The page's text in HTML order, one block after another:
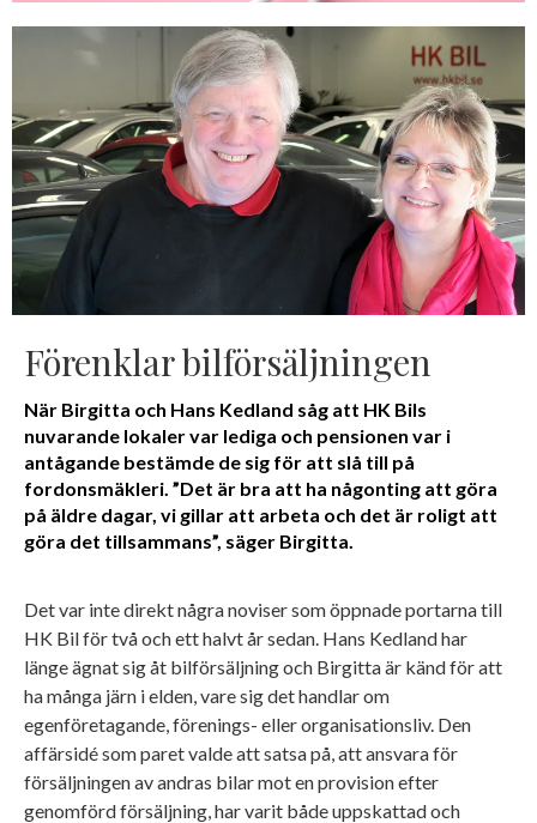
Förenklar bilförsäljningen
När Birgitta och Hans Kedland såg att HK Bils
nuvarande lokaler var lediga och pensionen var i
antågande bestämde de sig för att slå till på
fordonsmäkleri. ”Det är bra att ha någonting att göra
på äldre dagar, vi gillar att arbeta och det är roligt att
göra det tillsammans”, säger Birgitta.
Det var inte direkt några noviser som öppnade portarna till
HK Bil för två och ett halvt år sedan. Hans Kedland har
länge ägnat sig åt bilförsäljning och Birgitta är känd för att
ha många järn i elden, vare sig det handlar om
egenföretagande, förenings- eller organisationsliv. Den
affärsidé som paret valde att satsa på, att ansvara för
försäljningen av andras bilar mot en provision efter
genomförd försäljning, har varit både uppskattad och